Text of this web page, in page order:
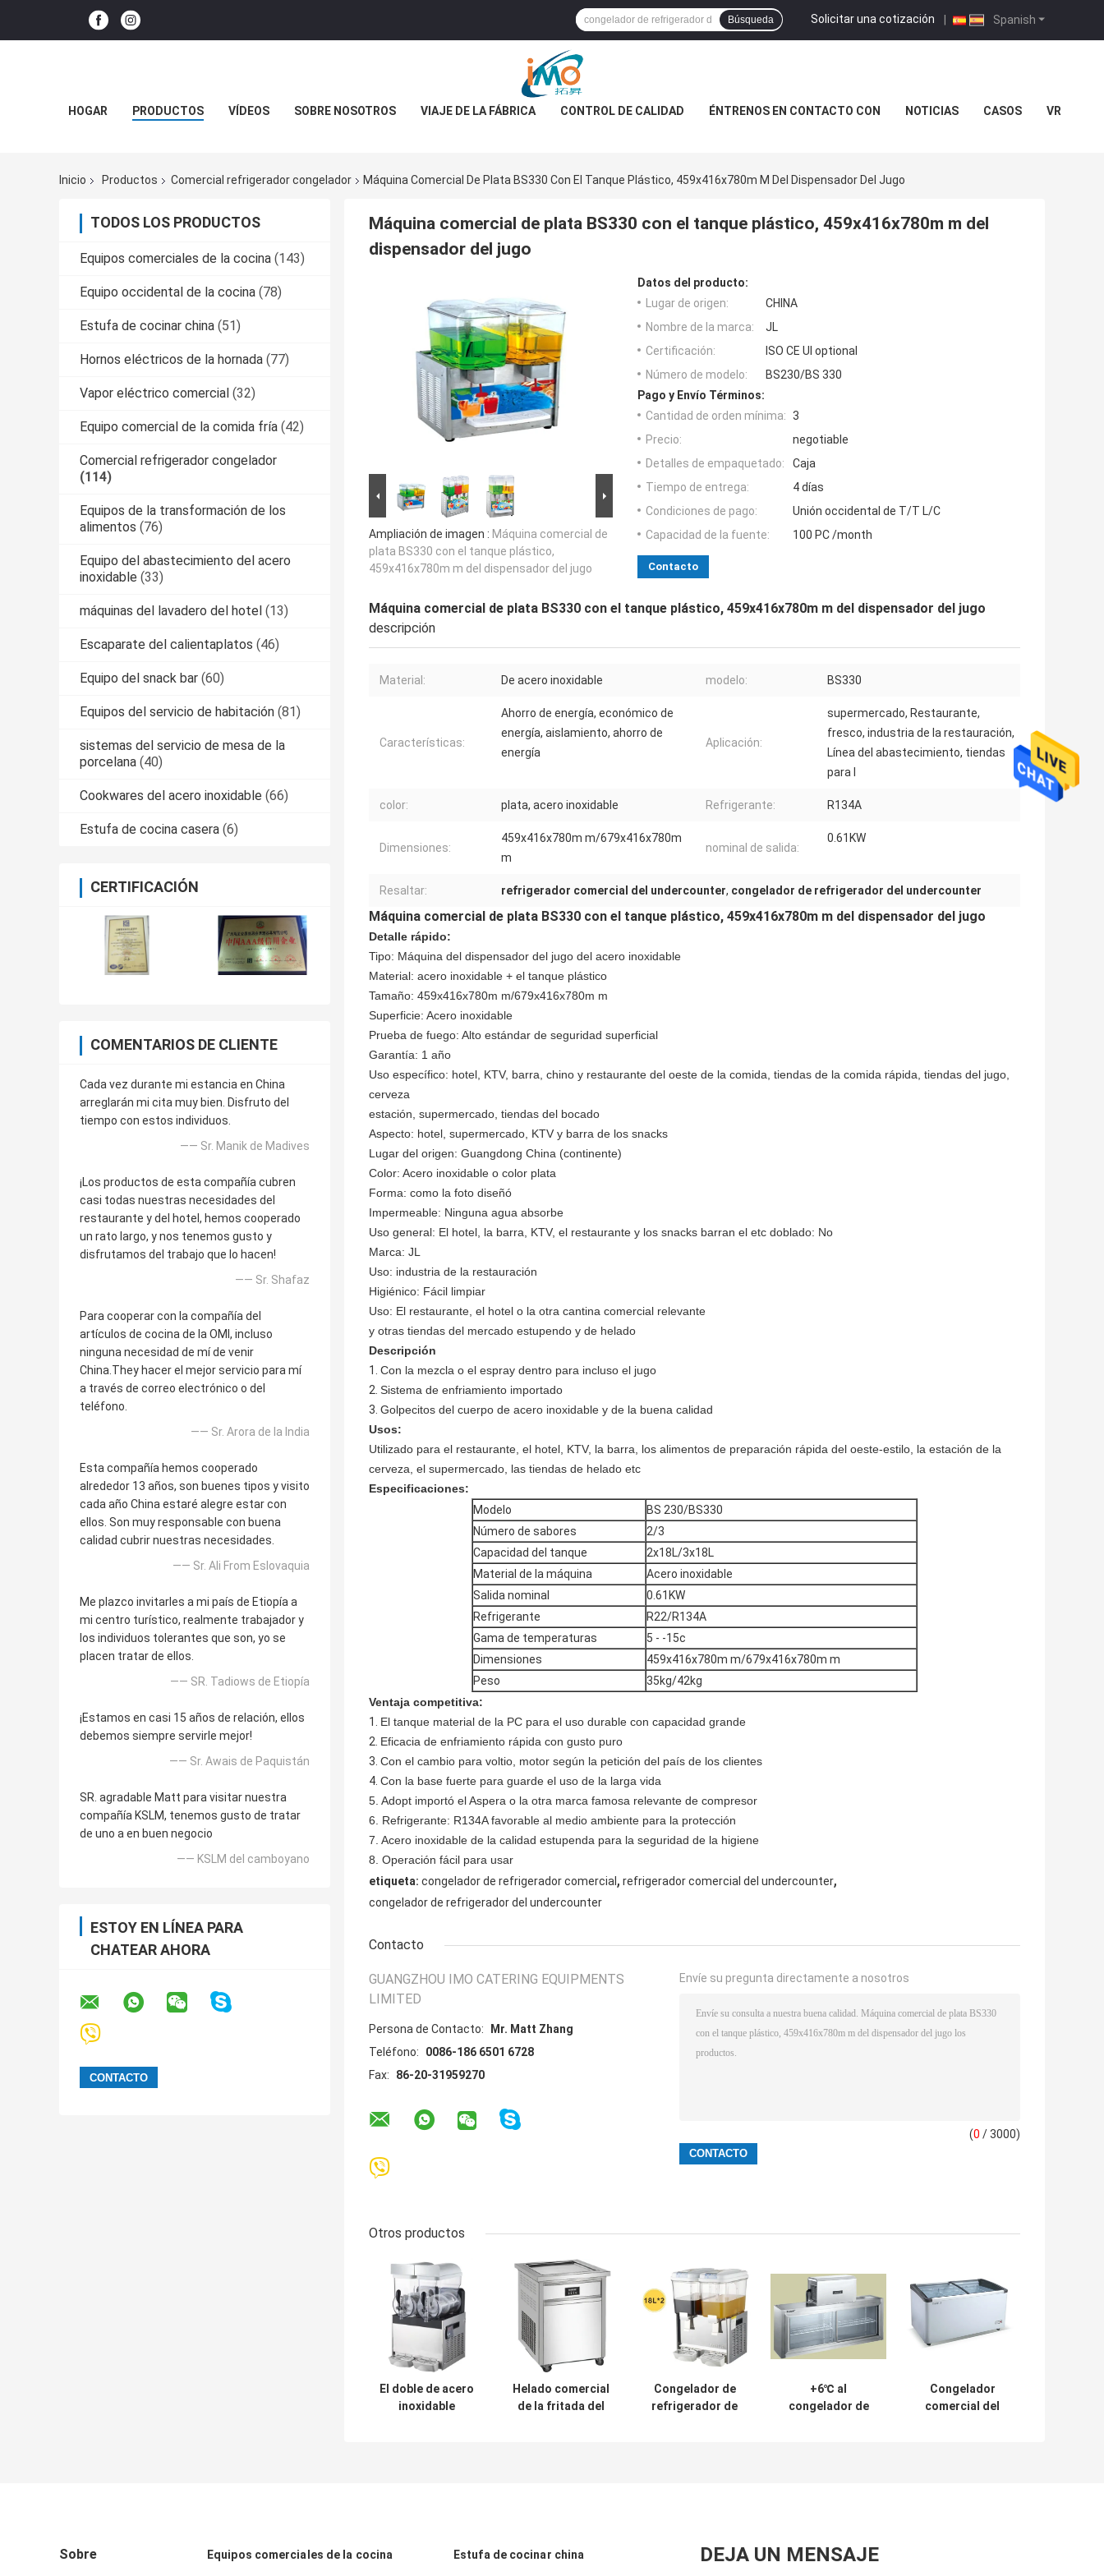
Spanish
Solicitar una cotización |
Búsqueda
HOGAR PRODUCTOS VÍDEOS SOBRE NOSOTROS VIAJE DE LA FÁBRICA CONTROL DE CALIDAD ÉNTRENOS EN CONTACTO CON NOTICIAS CASOS VR
Inicio Productos Comercial refrigerador congelador Máquina Comercial De Plata BS330 Con El Tanque Plástico, 459x416x780m M Del Dispensador Del Jugo
TODOS LOS PRODUCTOS
Equipos comerciales de la cocina (143)
Equipo occidental de la cocina (78)
Estufa de cocinar china (51)
Hornos eléctricos de la hornada (77)
Vapor eléctrico comercial (32)
Equipo comercial de la comida fría (42)
Comercial refrigerador congelador
(114)
Equipos de la transformación de los
alimentos (76)
Equipo del abastecimiento del acero
inoxidable (33)
máquinas del lavadero del hotel (13)
Escaparate del calientaplatos (46)
Equipo del snack bar (60)
Equipos del servicio de habitación (81)
sistemas del servicio de mesa de la
porcelana (40)
Cookwares del acero inoxidable (66)
Estufa de cocina casera (6)
CERTIFICACIÓN
COMENTARIOS DE CLIENTE
Cada vez durante mi estancia en China
arreglarán mi cita muy bien. Disfruto del
tiempo con estos individuos.
—— Sr. Manik de Madives
¡Los productos de esta compañía cubren
casi todas nuestras necesidades del
restaurante y del hotel, hemos cooperado
un rato largo, y nos tenemos gusto y
disfrutamos del trabajo que lo hacen!
—— Sr. Shafaz
Para cooperar con la compañía del
artículos de cocina de la OMI, incluso
ninguna necesidad de mí de venir
China.They hacer el mejor servicio para mí
a través de correo electrónico o del
teléfono.
—— Sr. Arora de la India
Esta compañía hemos cooperado
alrededor 13 años, son buenes tipos y visito
cada año China estaré alegre estar con
ellos. Son muy responsable con buena
calidad cubrir nuestras necesidades.
—— Sr. Ali From Eslovaquia
Me plazco invitarles a mi país de Etiopía a
mi centro turístico, realmente trabajador y
los individuos tolerantes que son, yo se
placen tratar de ellos.
—— SR. Tadiows de Etiopía
¡Estamos en casi 15 años de relación, ellos
debemos siempre servirle mejor!
—— Sr. Awais de Paquistán
SR. agradable Matt para visitar nuestra
compañía KSLM, tenemos gusto de tratar
de uno a en buen negocio
—— KSLM del camboyano
ESTOY EN LÍNEA PARA
CHATEAR AHORA
Máquina comercial de plata BS330 con el tanque plástico, 459x416x780m m del
dispensador del jugo
Ampliación de imagen : Máquina comercial de
plata BS330 con el tanque plástico,
459x416x780m m del dispensador del jugo
Datos del producto:
Lugar de origen:
CHINA
Nombre de la marca:
JL
Certificación:
ISO CE Ul optional
Número de modelo:
BS230/BS 330
Pago y Envío Términos:
Cantidad de orden mínima: 3
Precio:
negotiable
Detalles de empaquetado:
Caja
Tiempo de entrega:
4 días
Condiciones de pago:
Unión occidental de T/T L/C
Capacidad de la fuente:
100 PC /month
Contacto
Máquina comercial de plata BS330 con el tanque plástico, 459x416x780m m del dispensador del jugo
descripción
Material: De acero inoxidable modelo: BS330
Características:
Ahorro de energía, económico de
energía, aislamiento, ahorro de
energía
Aplicación:
supermercado, Restaurante,
fresco, industria de la restauración,
Línea del abastecimiento, tiendas
para l
color: plata, acero inoxidable Refrigerante: R134A
Dimensiones:
459x416x780m m/679x416x780m
m
nominal de salida:
0.61KW
Resaltar: refrigerador comercial del undercounter, congelador de refrigerador del undercounter
Máquina comercial de plata BS330 con el tanque plástico, 459x416x780m m del dispensador del jugo
Detalle rápido:
Tipo: Máquina del dispensador del jugo del acero inoxidable
Material: acero inoxidable + el tanque plástico
Tamaño: 459x416x780m m/679x416x780m m
Superficie: Acero inoxidable
Prueba de fuego: Alto estándar de seguridad superficial
Garantía: 1 año
Uso específico: hotel, KTV, barra, chino y restaurante del oeste de la comida, tiendas de la comida rápida, tiendas del jugo,
cerveza
estación, supermercado, tiendas del bocado
Aspecto: hotel, supermercado, KTV y barra de los snacks
Lugar del origen: Guangdong China (continente)
Color: Acero inoxidable o color plata
Forma: como la foto diseñó
Impermeable: Ninguna agua absorbe
Uso general: El hotel, la barra, KTV, el restaurante y los snacks barran el etc doblado: No
Marca: JL
Uso: industria de la restauración
Higiénico: Fácil limpiar
Uso: El restaurante, el hotel o la otra cantina comercial relevante
y otras tiendas del mercado estupendo y de helado
Descripción
1. Con la mezcla o el espray dentro para incluso el jugo
2. Sistema de enfriamiento importado
3. Golpecitos del cuerpo de acero inoxidable y de la buena calidad
Usos:
Utilizado para el restaurante, el hotel, KTV, la barra, los alimentos de preparación rápida del oeste-estilo, la estación de la
cerveza, el supermercado, las tiendas de helado etc
Especificaciones:
Modelo
BS 230/BS330
Número de sabores
2/3
Capacidad del tanque
2x18L/3x18L
Material de la máquina
Acero inoxidable
Salida nominal
0.61KW
Refrigerante
R22/R134A
Gama de temperaturas
5 - -15c
Dimensiones
459x416x780m m/679x416x780m m
Peso
35kg/42kg
Ventaja competitiva:
1. El tanque material de la PC para el uso durable con capacidad grande
2. Eficacia de enfriamiento rápida con gusto puro
3. Con el cambio para voltio, motor según la petición del país de los clientes
4. Con la base fuerte para guarde el uso de la larga vida
5. Adopt importó el Aspera o la otra marca famosa relevante de compresor
6. Refrigerante: R134A favorable al medio ambiente para la protección
7. Acero inoxidable de la calidad estupenda para la seguridad de la higiene
8. Operación fácil para usar
etiqueta: congelador de refrigerador comercial , refrigerador comercial del undercounter,
congelador de refrigerador del undercounter
Contacto
GUANGZHOU IMO CATERING EQUIPMENTS
LIMITED
Persona de Contacto:
Mr. Matt Zhang
Teléfono:
0086-186 6501 6728
Fax:
86-20-31959270
Envíe su pregunta directamente a nosotros
(0 / 3000)
Otros productos
El doble de acero
inoxidable
Helado comercial
de la fritada del
Congelador de
refrigerador de
+6℃ al
congelador de
Congelador
comercial del
Sobre Equipos comerciales de la cocina Estufa de cocinar china DEJA UN MENSAJE